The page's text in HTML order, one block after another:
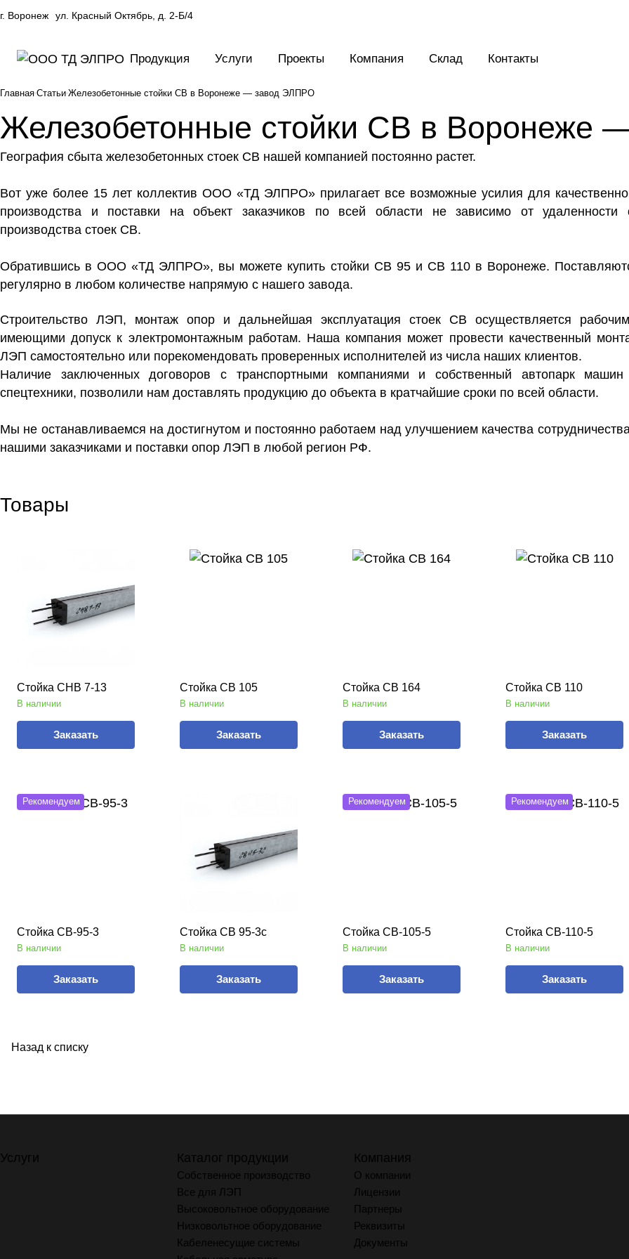
г. Воронеж ул. Красный Октябрь, д. 2-Б/4
Продукция Услуги Проекты Компания Склад Контакты
Главная Статьи Железобетонные стойки СВ в Воронеже — завод ЭЛПРО
Железобетонные стойки СВ в Воронеже
География сбыта железобетонных стоек СВ нашей компанией постоянно растет.
Вот уже более 15 лет коллектив ООО «ТД ЭЛПРО» прилагает все возможные усилия для
производства и поставки на объект заказчиков по всей области не зависимо от удаленности
производства стоек СВ.
Обратившись в ООО «ТД ЭЛПРО», вы можете купить стойки СВ 95 и СВ 110 в Воронеже.
регулярно в любом количестве напрямую с нашего завода.
Строительство ЛЭП, монтаж опор и дальнейшая эксплуатация стоек СВ осуществляется
имеющими допуск к электромонтажным работам. Наша компания может провести качественный
ЛЭП самостоятельно или порекомендовать проверенных исполнителей из числа наших клиентов.
Наличие заключенных договоров с транспортными компаниями и собственный автопарк
спецтехники, позволили нам доставлять продукцию до объекта в кратчайшие сроки по всей области.
Мы не останавливаемся на достигнутом и постоянно работаем над улучшением качества
нашими заказчиками и поставки опор ЛЭП в любой регион РФ.
Товары
Стойка СНВ 7-13
В наличии
Заказать
Стойка СВ 105
В наличии
Заказать
Стойка СВ 164
В наличии
Заказать
Стойка СВ 110
В наличии
Заказать
Рекомендуем
Стойка СВ-95-3
В наличии
Заказать
Стойка СВ 95-3с
В наличии
Заказать
Рекомендуем
Стойка СВ-105-5
В наличии
Заказать
Рекомендуем
Стойка СВ-110-5
В наличии
Заказать
Назад к списку
Услуги Каталог продукции
Собственное производство
Все для ЛЭП
Высоковольтное оборудование
Низковольтное оборудование
Кабеленесущие системы
Компания
О компании
Лицензии
Партнеры
Реквизиты
Документы